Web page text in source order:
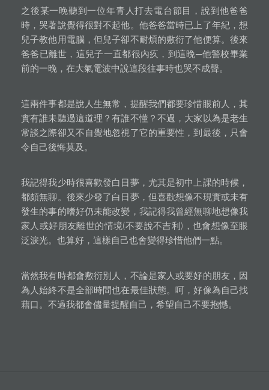
之後某一晚聽到一位年青人打去電台節目，說到他爸爸
時，哭著說覺得很對不起他。他爸爸當時已上了年紀，想
兒子教他用電腦，但兒子卻不耐煩的敷衍了他便算。後來
爸爸已離世，這兒子一直都很內疚，到這晚─他警校畢業
前的一晚，在大氣電波中說這段往事時也哭不成聲。
這兩件事都是說人生無常，提醒我們都要珍惜眼前人，其
實有誰未聽過這道理？有誰不懂？不過，大家以為是老生
常談之際卻又不自覺地忽視了它的重要性，到最後，只會
令自己後悔莫及。
我記得我少時很喜歡發白日夢，尤其是初中上課的時候，
都頗無聊。後來少發了白日夢，但喜歡想像不現實或未有
發生的事的嗜好仍未能改變，我記得我曾經無聊地想像我
家人或好朋友離世的情境(不要說不吉利)，也會想像至眼
泛淚光。也算好，這樣自己也會變得珍惜他們一點。
當然我有時都會敷衍別人，不論是家人或要好的朋友，因
為人始終不是全部時間也在最佳狀態。呵，好像為自己找
藉口。不過我都會儘量提醒自己，希望自己不要抱憾。